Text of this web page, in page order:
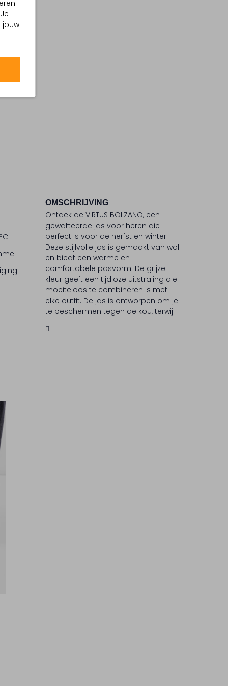
jouw
OMSCHRIJVING
Ontdek de VIRTUS BOLZANO, een
gewatteerde jas voor heren die
perfect is voor de herfst en winter.
Deze stijlvolle jas is gemaakt van wol
en biedt een warme en
comfortabele pasvorm. De grijze
kleur geeft een tijdloze uitstraling die
moeiteloos te combineren is met
elke outfit. De jas is ontworpen om je
te beschermen tegen de kou, terwijl
bekend om zijn innovatieve